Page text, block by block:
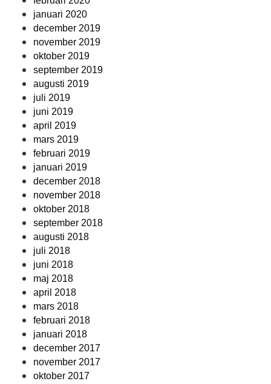
januari 2020
december 2019
november 2019
oktober 2019
september 2019
augusti 2019
juli 2019
juni 2019
april 2019
mars 2019
februari 2019
januari 2019
december 2018
november 2018
oktober 2018
september 2018
augusti 2018
juli 2018
juni 2018
maj 2018
april 2018
mars 2018
februari 2018
januari 2018
december 2017
november 2017
oktober 2017